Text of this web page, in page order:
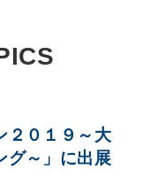
２０１９～大
グ～」に出展